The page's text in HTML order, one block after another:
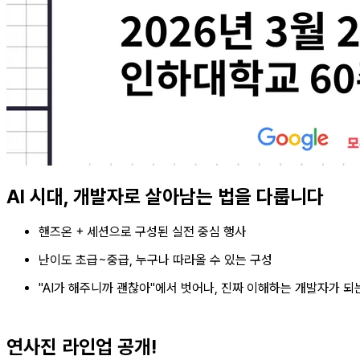
AI 시대, 개발자로 살아남는 법을 다룹니다
핸즈온 + 세션으로 구성된 실전 중심 행사
난이도 초급~중급, 누구나 따라올 수 있는 구성
"AI가 해주니까 괜찮아"에서 벗어나, 진짜 이해하는 개발자가 되
연사진 라인업 공개!